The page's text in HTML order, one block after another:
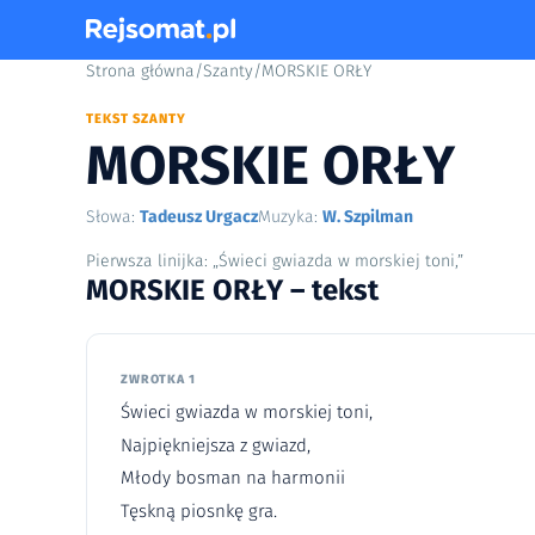
Strona główna/Szanty/MORSKIE ORŁY
TEKST SZANTY
MORSKIE ORŁY
Słowa: Tadeusz UrgaczMuzyka: W. Szpilman
Pierwsza linijka: „Świeci gwiazda w morskiej toni,”
MORSKIE ORŁY – tekst
ZWROTKA 1
Świeci gwiazda w morskiej toni,
Najpiękniejsza z gwiazd,
Młody bosman na harmonii
Tęskną piosnkę gra.